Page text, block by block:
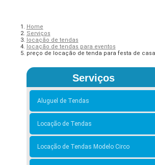
Home
Serviços
locação de tendas
locação de tendas para eventos
preço de locação de tenda para festa de
Serviços
Aluguel de Tendas
Locação de Tendas
Locação de Tendas Modelo Circo